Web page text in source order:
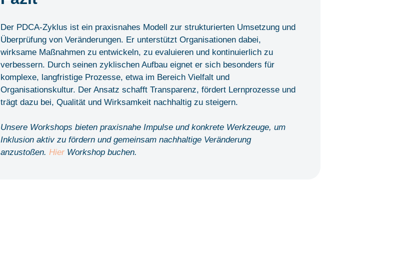
Der PDCA-Zyklus ist ein praxisnahes Modell zur strukturierten Umsetzung und
Überprüfung von Veränderungen. Er unterstützt Organisationen dabei,
wirksame Maßnahmen zu entwickeln, zu evaluieren und kontinuierlich zu
verbessern. Durch seinen zyklischen Aufbau eignet er sich besonders für
komplexe, langfristige Prozesse, etwa im Bereich Vielfalt und
Organisationskultur. Der Ansatz schafft Transparenz, fördert Lernprozesse und
trägt dazu bei, Qualität und Wirksamkeit nachhaltig zu steigern.
Unsere Workshops bieten praxisnahe Impulse und konkrete Werkzeuge, um
Inklusion aktiv zu fördern und gemeinsam nachhaltige Veränderung
anzustoßen. Hier Workshop buchen.